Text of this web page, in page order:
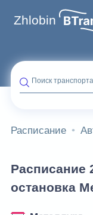
Zhlobin
Поиск транспорта
Расписание
Расписание
остановка